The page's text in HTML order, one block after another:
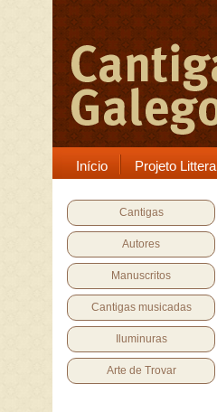
Início Projeto Littera
Cantigas
Autores
Manuscritos
Cantigas musicadas
Iluminuras
Arte de Trovar